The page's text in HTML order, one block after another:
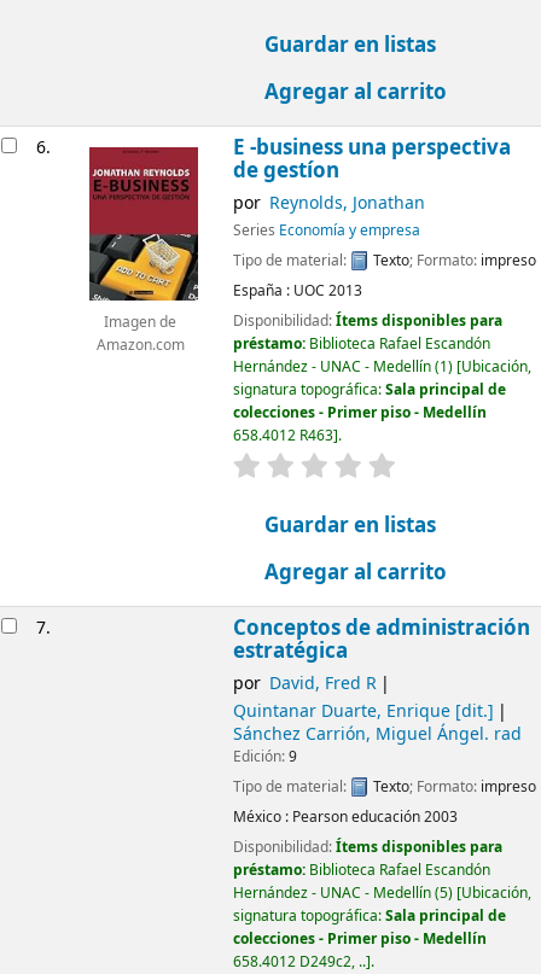
Guardar en listas
Agregar al carrito
6.
Imagen de
Amazon.com
E -business una perspectiva
de gestíon
por Reynolds, Jonathan
Series Economía y empresa
Tipo de material:
Texto; Formato: impreso
España : UOC 2013
Disponibilidad:Ítems disponibles para
préstamo: Biblioteca Rafael Escandón
Hernández - UNAC - Medellín(1) Ubicación,
signatura topográfica:Sala principal de
colecciones - Primer piso - Medellín
658.4012 R463 .
valoración
Guardar en listas
Agregar al carrito
7. Conceptos de administración
estratégica
por David, Fred R
Quintanar Duarte, Enrique[dit.]
Sánchez Carrión, Miguel Ángel. rad
Edición:9
Tipo de material:
Texto; Formato: impreso
México : Pearson educación2003
Disponibilidad:Ítems disponibles para
préstamo: Biblioteca Rafael Escandón
Hernández - UNAC - Medellín(5) Ubicación,
signatura topográfica:Sala principal de
colecciones - Primer piso - Medellín
658.4012 D249c2, .. .